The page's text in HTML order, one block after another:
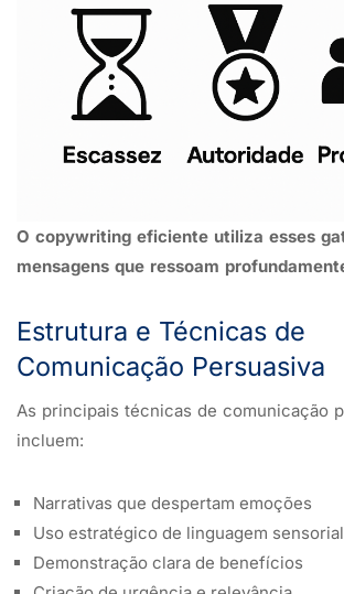
O copywriting eficiente utiliza esses
mensagens que ressoam
Estrutura e Técnicas de
Comunicação Persuasiva
As principais técnicas de comunicação
incluem:
Narrativas que despertam emoções
Uso estratégico de linguagem sensorial
Demonstração clara de benefícios